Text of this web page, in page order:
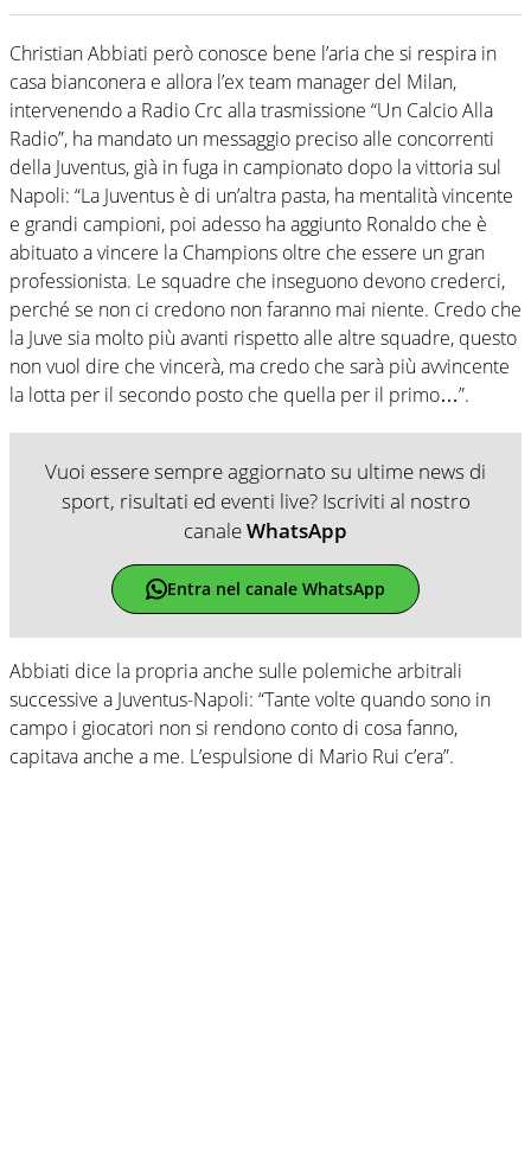
Christian Abbiati però conosce bene l’aria che si respira in
casa bianconera e allora l’ex team manager del Milan,
intervenendo a Radio Crc alla trasmissione “Un Calcio Alla
Radio”, ha mandato un messaggio preciso alle concorrenti
della Juventus, già in fuga in campionato dopo la vittoria sul
Napoli: “La Juventus è di un’altra pasta, ha mentalità vincente
e grandi campioni, poi adesso ha aggiunto Ronaldo che è
abituato a vincere la Champions oltre che essere un gran
professionista. Le squadre che inseguono devono crederci,
perché se non ci credono non faranno mai niente. Credo che
la Juve sia molto più avanti rispetto alle altre squadre, questo
non vuol dire che vincerà, ma credo che sarà più avvincente
la lotta per il secondo posto che quella per il primo…”.
Vuoi essere sempre aggiornato su ultime news di
sport, risultati ed eventi live? Iscriviti al nostro
canaleWhatsApp
Entra nel canale WhatsApp
Abbiati dice la propria anche sulle polemiche arbitrali
successive a Juventus-Napoli: “Tante volte quando sono in
campo i giocatori non si rendono conto di cosa fanno,
capitava anche a me. L’espulsione di Mario Rui c’era”.